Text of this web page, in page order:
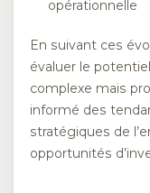
opérationnelle
En suivant ces
évaluer le
complexe mais
informé des
stratégiques de
opportunités